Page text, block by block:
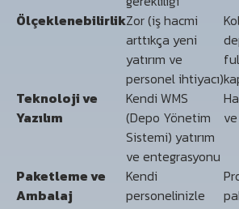
ÖlçeklenebilirlikZor (iş hacmi
arttıkça yeni
yatırım ve
personel ihtiyacı)
Teknoloji ve
Yazılım
Kendi WMS
(Depo Yönetim
Sistemi) yatırım
ve entegrasyonu
Paketleme ve
Ambalaj
Kendi
personelinizle